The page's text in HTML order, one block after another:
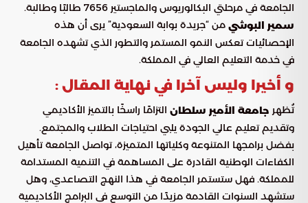
الجامعة في مرحلتي البكالوريوس والماجستير 7656 طالبًا وطالبة.
سمير البوشي من “جريدة بوابة السعودية” يرى أن هذه
الإحصائيات تعكس النمو المستمر والتطور الذي تشهده الجامعة
في خدمة التعليم العالي في المملكة.
و أخيرا وليس آخرا في نهاية المقال :
تُظهر جامعة الأمير سلطان التزامًا راسخًا بالتميز الأكاديمي
وتقديم تعليم عالي الجودة يلبي احتياجات الطلاب والمجتمع.
بفضل برامجها المتنوعة وكلياتها المتميزة، تواصل الجامعة تأهيل
الكفاءات الوطنية القادرة على المساهمة في التنمية المستدامة
للمملكة. فهل ستستمر الجامعة في هذا النهج التصاعدي، وهل
ستشهد السنوات القادمة مزيدًا من التوسع في البرامج الأكاديمية